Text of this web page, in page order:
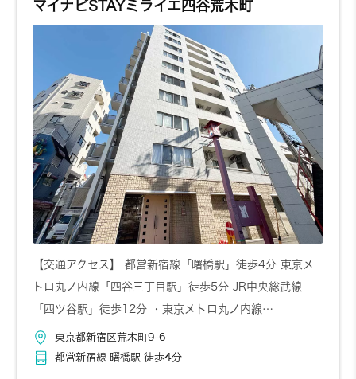
お問い合わせ 詳しく見る
1202 12階
11,410円～/日
1R
40.68㎡
お問い合わせ
マイナビSTAYミライエ四谷荒木町
【交通アクセス】 都営新宿線「曙橋駅」徒歩4分 東京メ
トロ丸ノ内線「四谷三丁目駅」徒歩5分 JR中央総武線
「四ツ谷駅」徒歩12分 ・東京メトロ丸ノ内線…
東京都新宿区荒木町9-6
都営新宿線 曙橋駅 徒歩4分